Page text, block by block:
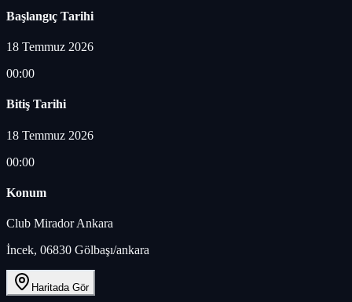
Başlangıç Tarihi
18 Temmuz 2026
00:00
Bitiş Tarihi
18 Temmuz 2026
00:00
Konum
Club Mirador Ankara
İncek, 06830 Gölbaşı/ankara
Haritada Gör